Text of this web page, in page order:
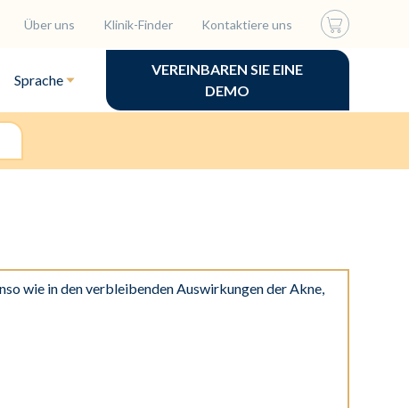
Über uns Klinik-Finder Kontaktiere uns
Sprache
VEREINBAREN SIE EINE
DEMO